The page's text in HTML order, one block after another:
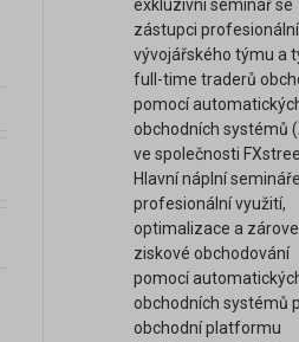
exkluzivní seminář se
zástupci
vývojářského týmu a
full-time traderů
pomocí
obchodních systémů
ve společnosti
Hlavní náplní
profesionální využití,
optimalizace a
ziskové obchodování
pomocí
obchodních systémů
obchodní platformu